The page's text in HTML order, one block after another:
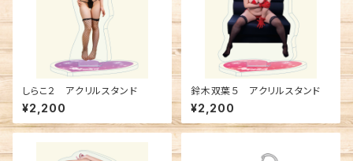
しらこ２ アクリルスタンド
¥2,200
鈴木双葉５ アクリルスタンド
¥2,200